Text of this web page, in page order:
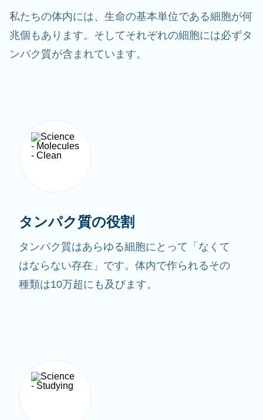
私たちの体内には、生命の基本単位である細胞が何
兆個もあります。そしてそれぞれの細胞には必ずタ
ンパク質が含まれています。
タンパク質の役割
タンパク質はあらゆる細胞にとって「なくて
はならない存在」です。体内で作られるその
種類は10万超にも及びます。